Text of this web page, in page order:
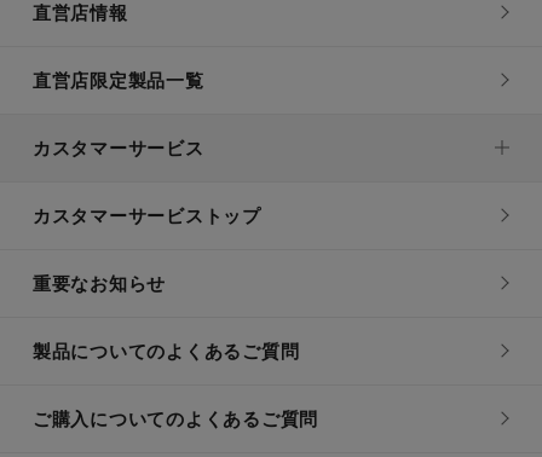
直営店情報
直営店限定製品一覧
カスタマーサービス
カスタマーサービストップ
重要なお知らせ
製品についてのよくあるご質問
ご購入についてのよくあるご質問